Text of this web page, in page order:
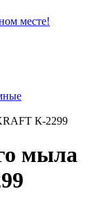
месте!
К-2299
мыла